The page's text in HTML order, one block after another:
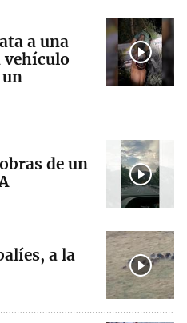
a una
vehículo
de un
a la